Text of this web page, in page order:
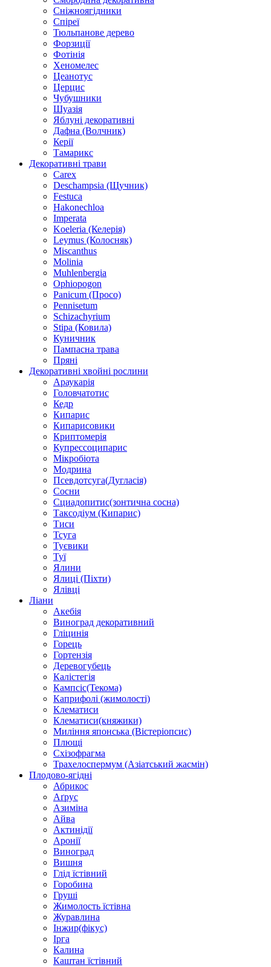
Сніжноягідники
Спіреї
Тюльпанове дерево
Форзиції
Фотінія
Хеномелес
Цеанотус
Церцис
Чубушники
Шуазія
Яблуні декоративні
Дафна (Волчник)
Керії
Тамарикс
Декоративні трави
Carex
Deschampsia (Щучник)
Festuca
Hakonechloa
Imperata
Koeleria (Келерія)
Leymus (Колосняк)
Miscanthus
Molinia
Muhlenbergia
Ophiopogon
Panicum (Просо)
Pennisetum
Schizachyrium
Stipa (Ковила)
Куничник
Пампасна трава
Пряні
Декоративні хвойні рослини
Араукарія
Головчатотис
Кедр
Кипарис
Кипарисовики
Криптомерія
Купрессоципарис
Мікробіота
Модрина
Псевдотсуга(Дугласія)
Сосни
Сциадопитис(зонтична сосна)
Таксодіум (Кипарис)
Тиси
Тсуга
Туєвики
Туї
Ялини
Ялиці (Піхти)
Ялівці
Ліани
Акебія
Виноград декоративний
Гліцинія
Горець
Гортензія
Деревогубець
Калістегія
Кампсіс(Текома)
Каприфолі (жимолості)
Клематиси
Клематиси(княжики)
Миління японська (Вістеріопсис)
Плющі
Схізофрагма
Трахелоспермум (Азіатський жасмін)
Плодово-ягідні
Абрикос
Аґрус
Азиміна
Айва
Актинідії
Аронії
Виноград
Вишня
Глід їстівний
Горобина
Груші
Жимолость їстівна
Журавлина
Інжир(фікус)
Ірга
Калина
Каштан їстівний